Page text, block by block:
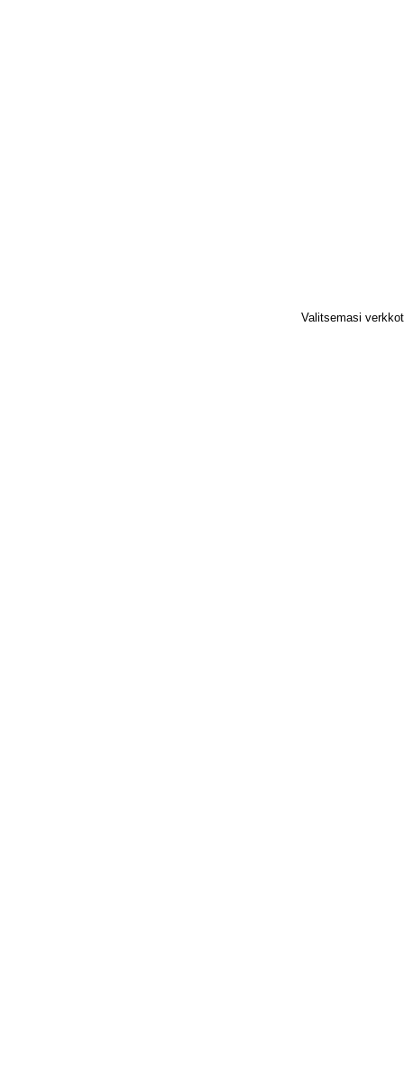
Valitsemasi